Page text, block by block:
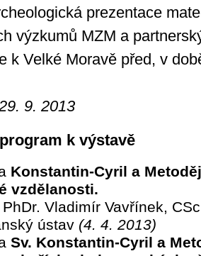
prezentace
výzkumů MZM a
k Velké Moravě před, v
9. 2013
k výstavě
Konstantin-Cyril a
vzdělanosti.
Vladimír Vavřínek,
ústav (4. 4. 2013)
Sv. Konstantin-Cyril a